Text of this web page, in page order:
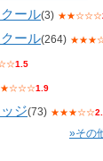
ール(3) ★★☆☆☆
ール(264)
1.5
1.9
ジ(73) ★★★☆☆
»その